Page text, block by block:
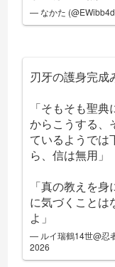
— なかた
刃牙の護身完成
「そもそも聖
からこうする、
ているようでは
ら、信は無用」
「真の教えを
に気づくことは
よ」
— ルイ瑞鶴14世@忍
2026